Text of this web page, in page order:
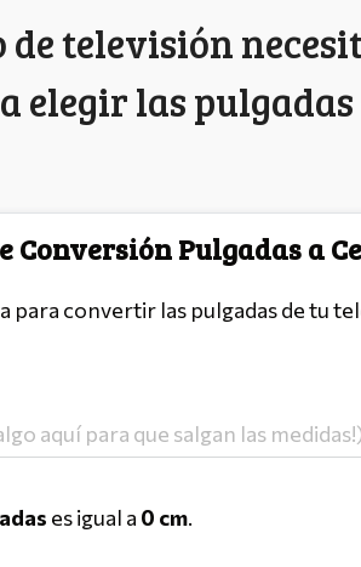
de televisión
elegir las pulgadas
Conversión Pulgadas a
para convertir las pulgadas de tu
es igual a 0 cm.